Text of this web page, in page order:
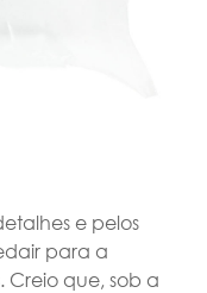
e pelos
para a
Creio que, sob a